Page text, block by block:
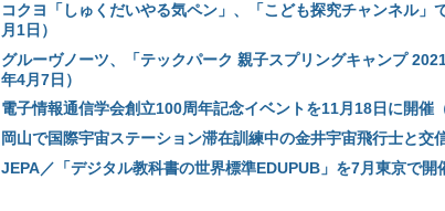
コクヨ「しゅくだいやる気ペン」、「こども探究チャンネル」
月1日）
グルーヴノーツ、「テックパーク 親子スプリングキャンプ
年4月7日）
電子情報通信学会創立100周年記念イベントを11月18日に開催
岡山で国際宇宙ステーション滞在訓練中の金井宇宙飛行士と交
JEPA／「デジタル教科書の世界標準EDUPUB」を7月東京で開